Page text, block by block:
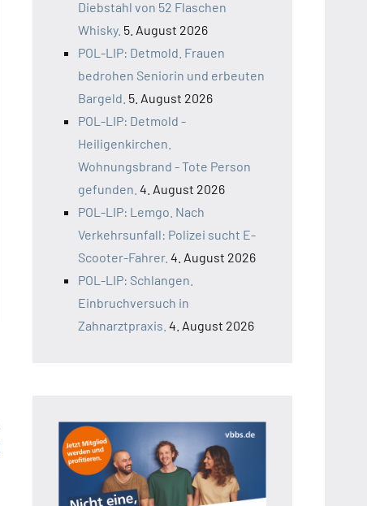
Diebstahl von 52 Flaschen
Whisky. 5. August 2026
POL-LIP: Detmold. Frauen
bedrohen Seniorin und erbeuten
Bargeld. 5. August 2026
POL-LIP: Detmold -
Heiligenkirchen.
Wohnungsbrand - Tote Person
gefunden. 4. August 2026
POL-LIP: Lemgo. Nach
Verkehrsunfall: Polizei sucht E-
Scooter-Fahrer. 4. August 2026
POL-LIP: Schlangen.
Einbruchversuch in
Zahnarztpraxis. 4. August 2026